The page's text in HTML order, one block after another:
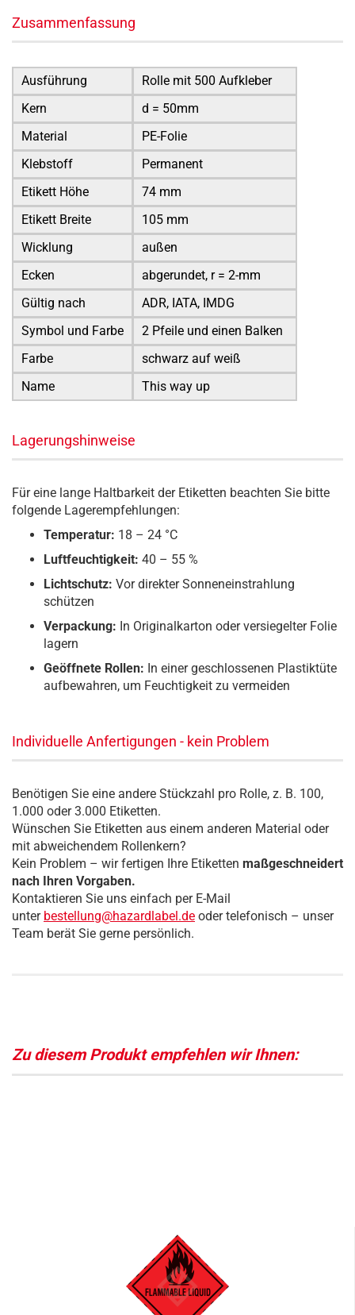
Zusammenfassung
Ausführung
Rolle mit 500 Aufkleber
Kern
d = 50mm
Material
PE-Folie
Klebstoff
Permanent
Etikett Höhe
74 mm
Etikett Breite
105 mm
Wicklung
außen
Ecken
abgerundet, r = 2-mm
Gültig nach
ADR, IATA, IMDG
Symbol und Farbe
2 Pfeile und einen Balken
Farbe
schwarz auf weiß
Name
This way up
Lagerungshinweise
Für eine lange Haltbarkeit der Etiketten beachten Sie bitte
folgende Lagerempfehlungen:
Temperatur: 18 – 24 °C
Luftfeuchtigkeit: 40 – 55 %
Lichtschutz: Vor direkter Sonneneinstrahlung
schützen
Verpackung: In Originalkarton oder versiegelter Folie
lagern
Geöffnete Rollen: In einer geschlossenen Plastiktüte
aufbewahren, um Feuchtigkeit zu vermeiden
Individuelle Anfertigungen - kein Problem
Benötigen Sie eine andere Stückzahl pro Rolle, z. B. 100,
1.000 oder 3.000 Etiketten.
Wünschen Sie Etiketten aus einem anderen Material oder
mit abweichendem Rollenkern?
Kein Problem – wir fertigen Ihre Etiketten maßgeschneidert
nach Ihren Vorgaben.
Kontaktieren Sie uns einfach per E-Mail
unter bestellung@hazardlabel.de oder telefonisch – unser
Team berät Sie gerne persönlich.
Zu diesem Produkt empfehlen wir Ihnen: